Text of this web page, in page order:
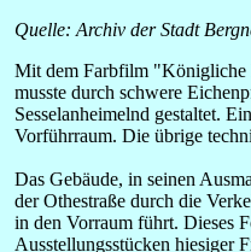
Quelle: Archiv der Stadt
Mit dem Farbfilm "Königliche
musste durch schwere
Sesselanheimelnd gestaltet.
Vorführraum. Die übrige
Das Gebäude, in seinen
der Othestraße durch die
in den Vorraum führt. Dieses
Ausstellungsstücken hiesiger